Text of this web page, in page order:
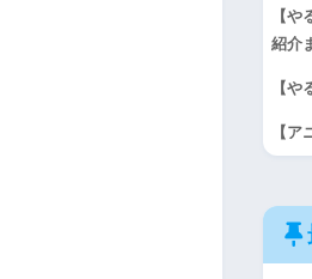
【
紹介
【
【